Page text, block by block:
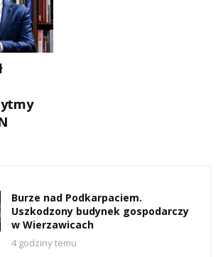
Burze nad Podkarpaciem.
Uszkodzony budynek gospodarczy
w Wierzawicach
4 godziny temu